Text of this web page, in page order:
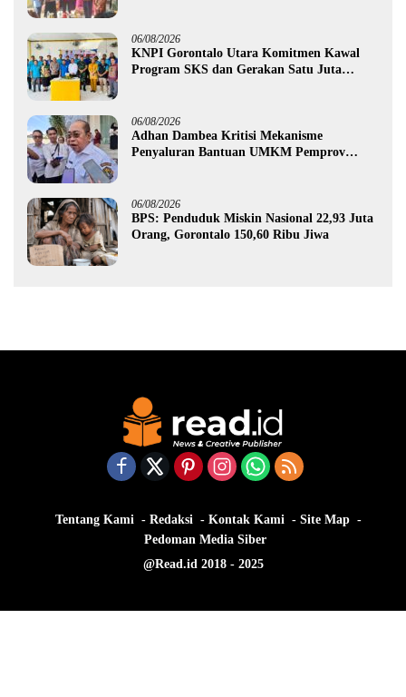
06/08/2026
KNPI Gorontalo Utara Komitmen Kawal
Program SKS dan Gerakan Satu Juta
06/08/2026
Adhan Dambea Kritisi Mekanisme
Penyaluran Bantuan UMKM Pemprov
06/08/2026
BPS: Penduduk Miskin Nasional 22,93 Juta
Orang, Gorontalo 150,60 Ribu Jiwa
Tentang Kami Redaksi Kontak Kami
Site Map
Pedoman Media Siber
@Read.id 2018 - 2025